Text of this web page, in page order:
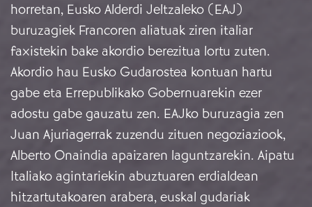
horretan, Eusko Alderdi Jeltzaleko (EAJ)
buruzagiek Francoren aliatuak ziren italiar
faxistekin bake akordio berezitua lortu zuten.
Akordio hau Eusko Gudarostea kontuan hartu
gabe eta Errepublikako Gobernuarekin ezer
adostu gabe gauzatu zen. EAJko buruzagia zen
Juan Ajuriagerrak zuzendu zituen negoziaziook,
Alberto Onaindia apaizaren laguntzarekin. Aipatu
Italiako agintariekin abuztuaren erdialdean
hitzartutakoaren arabera, euskal gudariak